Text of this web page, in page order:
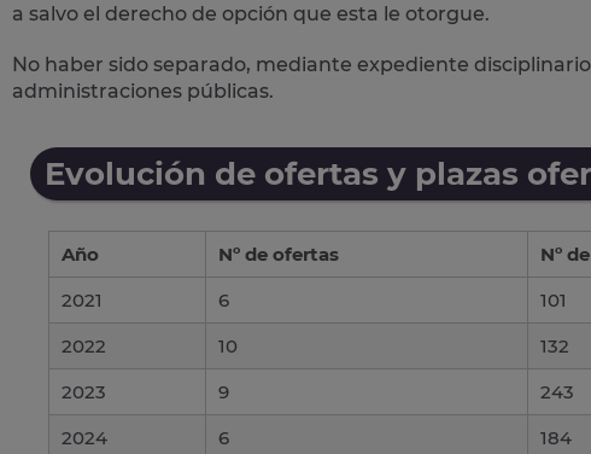
a salvo el derecho de opción que esta le otorgue.
No haber sido separado, mediante expediente
administraciones públicas.
Evolución de ofertas y plazas
Año Nº de ofertas
Nº
2021
6
101
2022
10
132
2023
9
243
2024
6
184